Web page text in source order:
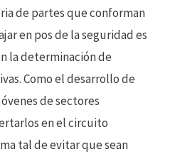
de partes que conforman
en pos de la seguridad es
la determinación de
Como el desarrollo de
de sectores
en el circuito
tal de evitar que sean